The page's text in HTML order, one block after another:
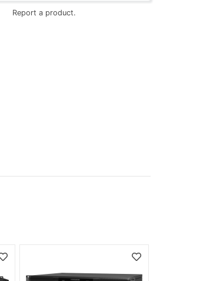
Report a product.